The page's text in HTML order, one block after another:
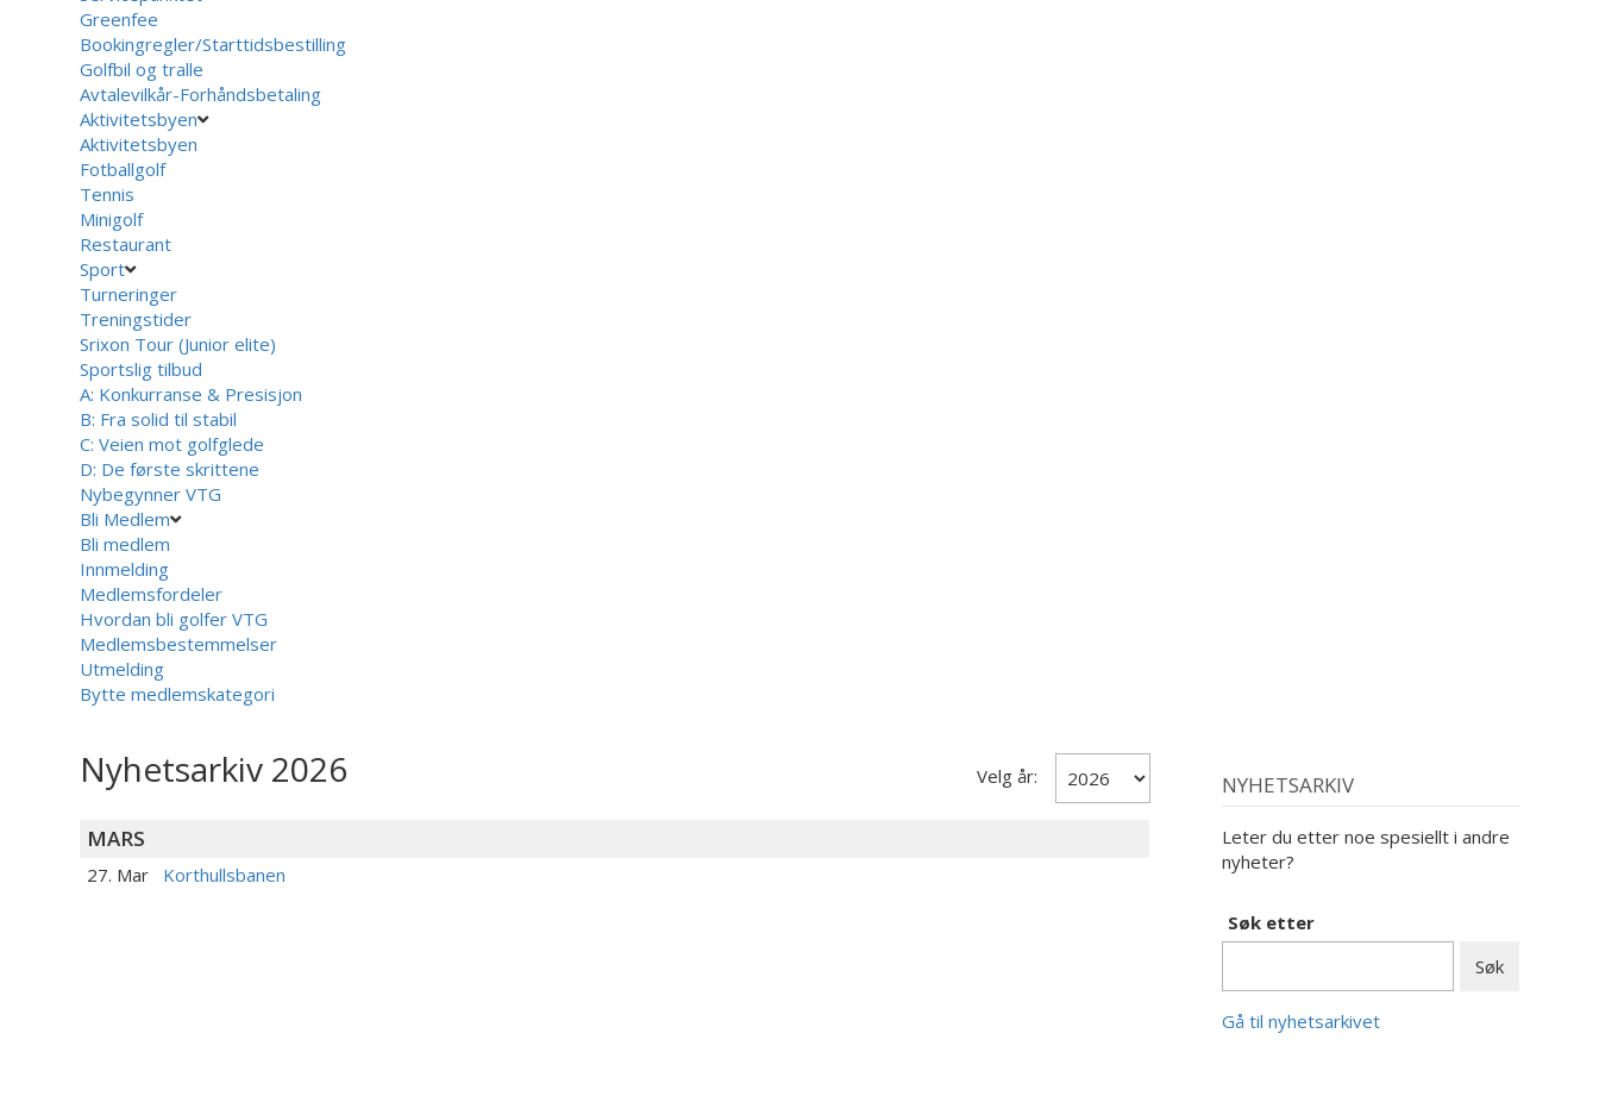
Greenfee
Bookingregler/Starttidsbestilling
Golfbil og tralle
Avtalevilkår-Forhåndsbetaling
Aktivitetsbyen
Aktivitetsbyen
Fotballgolf
Tennis
Minigolf
Restaurant
Sport
Turneringer
Treningstider
Srixon Tour (Junior elite)
Sportslig tilbud
A: Konkurranse & Presisjon
B: Fra solid til stabil
C: Veien mot golfglede
D: De første skrittene
Nybegynner VTG
Bli Medlem
Bli medlem
Innmelding
Medlemsfordeler
Hvordan bli golfer VTG
Medlemsbestemmelser
Utmelding
Bytte medlemskategori
Nyhetsarkiv 2026 Velg år:
MARS
27. Mar Korthullsbanen
NYHETSARKIV
Leter du etter noe spesiellt i andre
nyheter?
Søk etter
Gå til nyhetsarkivet